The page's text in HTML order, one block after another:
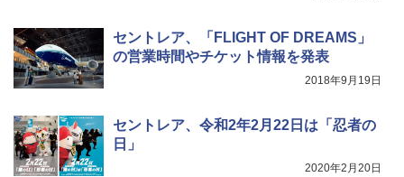
セントレア、「FLIGHT OF DREAMS」
の営業時間やチケット情報を発表
2018年9月19日
セントレア、令和2年2月22日は「忍者の
日」
2020年2月20日